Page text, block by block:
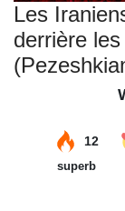
Les
derrière